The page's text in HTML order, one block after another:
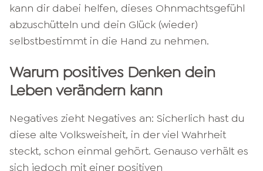
kann dir dabei helfen, dieses Ohnmachtsgefühl
abzuschütteln und dein Glück (wieder)
selbstbestimmt in die Hand zu nehmen.
Warum positives Denken dein
Leben verändern kann
Negatives zieht Negatives an: Sicherlich hast du
diese alte Volksweisheit, in der viel Wahrheit
steckt, schon einmal gehört. Genauso verhält es
sich jedoch mit einer positiven